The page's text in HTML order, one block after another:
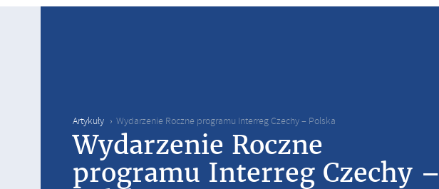
Artykuły Wydarzenie Roczne programu Interreg Czechy – Polska
Wydarzenie Roczne
programu Interreg Czechy –